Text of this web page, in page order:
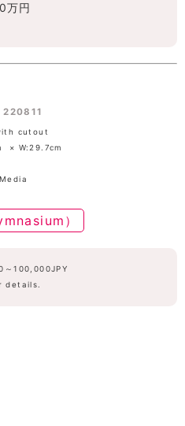
万円
cutout
× W:29.7cm
）
～100,000JPY
details.